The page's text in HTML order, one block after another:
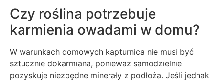
Czy roślina potrzebuje
karmienia owadami w domu?
W warunkach domowych kapturnica nie musi być
sztucznie dokarmiana, ponieważ samodzielnie
pozyskuje niezbędne minerały z podłoża. Jeśli jednak